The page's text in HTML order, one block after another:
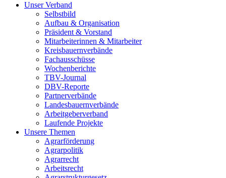
Unser Verband
Selbstbild
Aufbau & Organisation
Präsident & Vorstand
Mitarbeiterinnen & Mitarbeiter
Kreisbauernverbände
Fachausschüsse
Wochenberichte
TBV-Journal
DBV-Reporte
Partnerverbände
Landesbauernverbände
Arbeitgeberverband
Laufende Projekte
Unsere Themen
Agrarförderung
Agrarpolitik
Agrarrecht
Arbeitsrecht